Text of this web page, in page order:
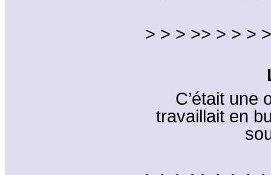
> > > >> > > >
C’était une
travaillait en